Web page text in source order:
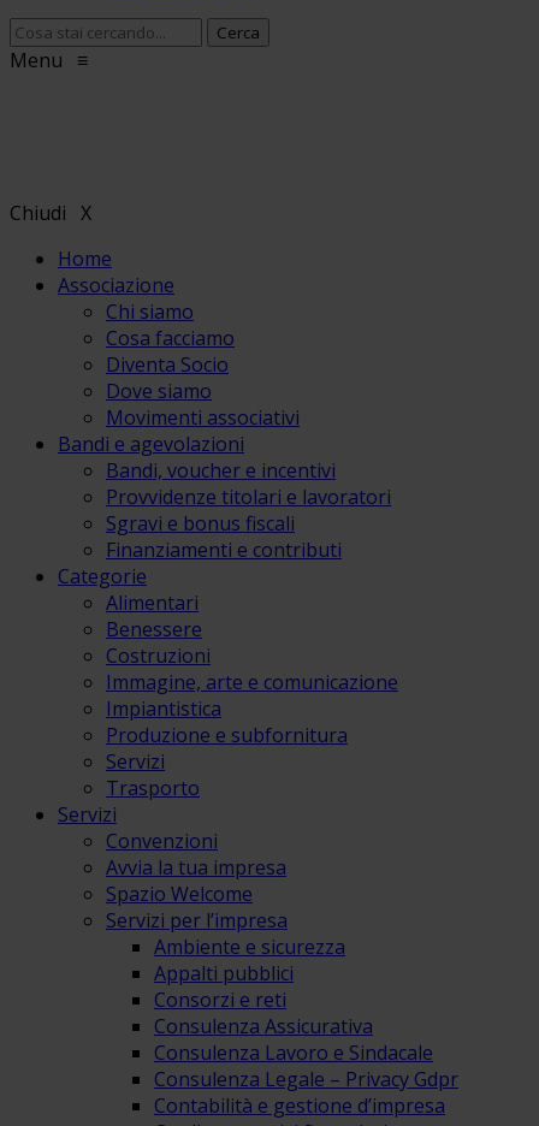
Menu ≡
Chiudi X
Home
Associazione
Chi siamo
Cosa facciamo
Diventa Socio
Dove siamo
Movimenti associativi
Bandi e agevolazioni
Bandi, voucher e incentivi
Provvidenze titolari e lavoratori
Sgravi e bonus fiscali
Finanziamenti e contributi
Categorie
Alimentari
Benessere
Costruzioni
Immagine, arte e comunicazione
Impiantistica
Produzione e subfornitura
Servizi
Trasporto
Servizi
Convenzioni
Avvia la tua impresa
Spazio Welcome
Servizi per l’impresa
Ambiente e sicurezza
Appalti pubblici
Consorzi e reti
Consulenza Assicurativa
Consulenza Lavoro e Sindacale
Consulenza Legale – Privacy Gdpr
Contabilità e gestione d’impresa